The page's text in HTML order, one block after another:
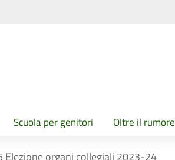
Scuola per genitori Oltre il rumore
Elezione organi collegiali 2023-24